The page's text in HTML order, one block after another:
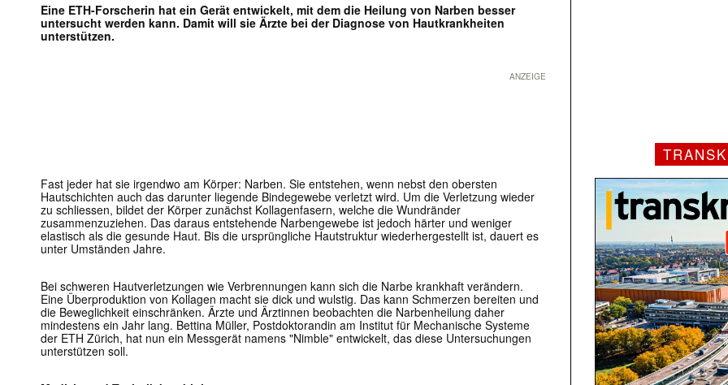
Eine ETH-Forscherin hat ein Gerät entwickelt, mit dem die Heilung von Narben besser
untersucht werden kann. Damit will sie Ärzte bei der Diagnose von Hautkrankheiten
unterstützen.
ANZEIGE
Fast jeder hat sie irgendwo am Körper: Narben. Sie entstehen, wenn nebst den obersten
Hautschichten auch das darunter liegende Bindegewebe verletzt wird. Um die Verletzung wieder
zu schliessen, bildet der Körper zunächst Kollagenfasern, welche die Wundränder
zusammenzuziehen. Das daraus entstehende Narbengewebe ist jedoch härter und weniger
elastisch als die gesunde Haut. Bis die ursprüngliche Hautstruktur wiederhergestellt ist, dauert es
unter Umständen Jahre.
Bei schweren Hautverletzungen wie Verbrennungen kann sich die Narbe krankhaft verändern.
Eine Überproduktion von Kollagen macht sie dick und wulstig. Das kann Schmerzen bereiten und
die Beweglichkeit einschränken. Ärzte und Ärztinnen beobachten die Narbenheilung daher
mindestens ein Jahr lang. Bettina Müller, Postdoktorandin am Institut für Mechanische Systeme
der ETH Zürich, hat nun ein Messgerät namens "Nimble" entwickelt, das diese Untersuchungen
unterstützen soll.